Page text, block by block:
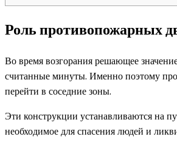
Роль противопожарных
Во время возгорания решающее
считанные минуты. Именно поэтому
перейти в соседние зоны.
Эти конструкции устанавливаются на
необходимое для спасения людей и